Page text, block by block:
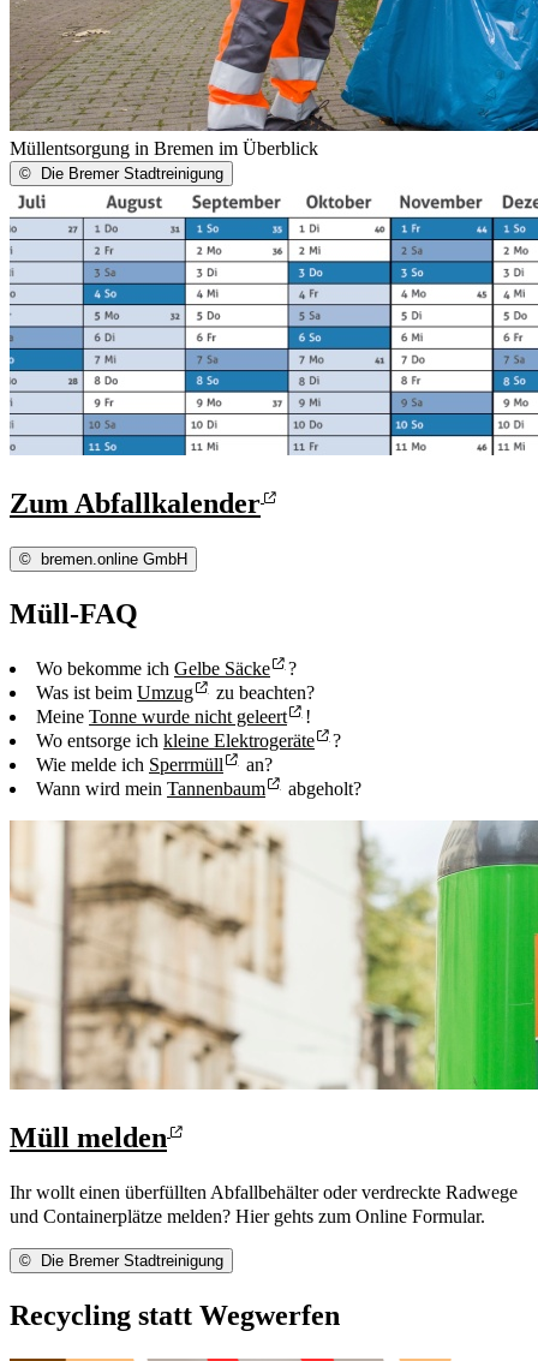
Müllentsorgung in Bremen im Überblick
© Die Bremer Stadtreinigung
Zum Abfallkalender
© bremen.online GmbH
Müll-FAQ
Wo bekomme ich Gelbe Säcke
?
Was ist beim Umzug
zu beachten?
Meine Tonne wurde nicht geleert
!
Wo entsorge ich kleine Elektrogeräte
?
Wie melde ich Sperrmüll
an?
Wann wird mein Tannenbaum abgeholt?
Müll melden
Ihr wollt einen überfüllten Abfallbehälter oder verdreckte Radwege
und Containerplätze melden? Hier gehts zum Online Formular.
© Die Bremer Stadtreinigung
Recycling statt Wegwerfen